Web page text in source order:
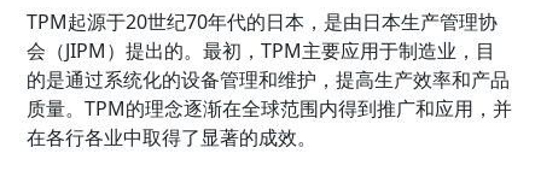
TPM起源于20世纪70年代的日本，是由日本生产管理协
会（JIPM）提出的。最初，TPM主要应用于制造业，目
的是通过系统化的设备管理和维护，提高生产效率和产品
质量。TPM的理念逐渐在全球范围内得到推广和应用，并
在各行各业中取得了显著的成效。